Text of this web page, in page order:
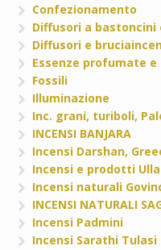
Confezionamento
Diffusori a bastoncini
Diffusori e
Essenze profumate e
Fossili
Illuminazione
Inc. grani, turiboli,
INCENSI BANJARA
Incensi Darshan,
Incensi e prodotti
Incensi naturali
INCENSI NATURALI
Incensi Padmini
Incensi Sarathi Tulasi